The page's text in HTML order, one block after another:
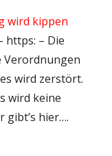
wird kippen
https: – Die
Verordnungen
wird zerstört.
wird keine
gibt’s hier….